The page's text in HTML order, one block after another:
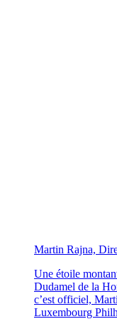
Martin Rajna,
Une étoile
Dudamel de la
c’est officiel,
Luxembourg